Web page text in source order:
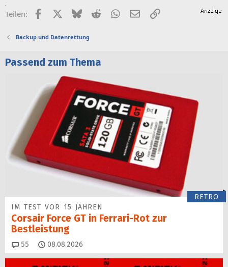
Teilen: FacebookX (Twitter)
BlueskyRedditWhatsApp
E-MailLink
Backup und Datenrettung
Passend zum Thema
RETRO
IM TEST VOR 15 JAHREN
Corsair Force GT in Ferrari-Rot zur
Bestleistung
55 Kommentare
08.08.2026